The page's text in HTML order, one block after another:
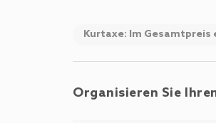
Kurtaxe: Im Gesamtpreis
Organisieren Sie